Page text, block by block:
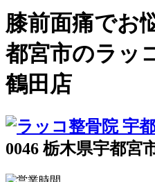
膝前面痛でお
都宮市のラッ
鶴田店
0046 栃木県宇都宮